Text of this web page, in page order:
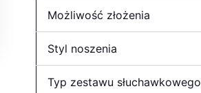
Możliwość złożenia
Styl noszenia
Typ zestawu słuchawkowego